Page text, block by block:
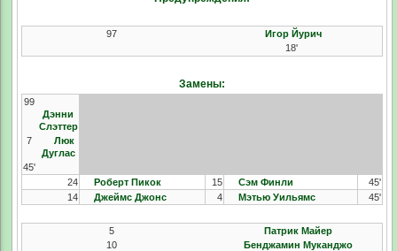
97
Игор Йурич
18'
Замены:
99
Дэнни
Слэттер
7
Люк
Дуглас
45'
24
Роберт Пикок 15 Сэм Финли
45'
14
Джеймс Джонс 4 Мэтью Уильямс 45'
5
Патрик Майер
10
Бенджамин Муканджо